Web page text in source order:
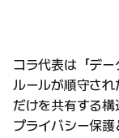
コラ代表は「デー
ルールが順守され
だけを共有する構
プライバシー保護